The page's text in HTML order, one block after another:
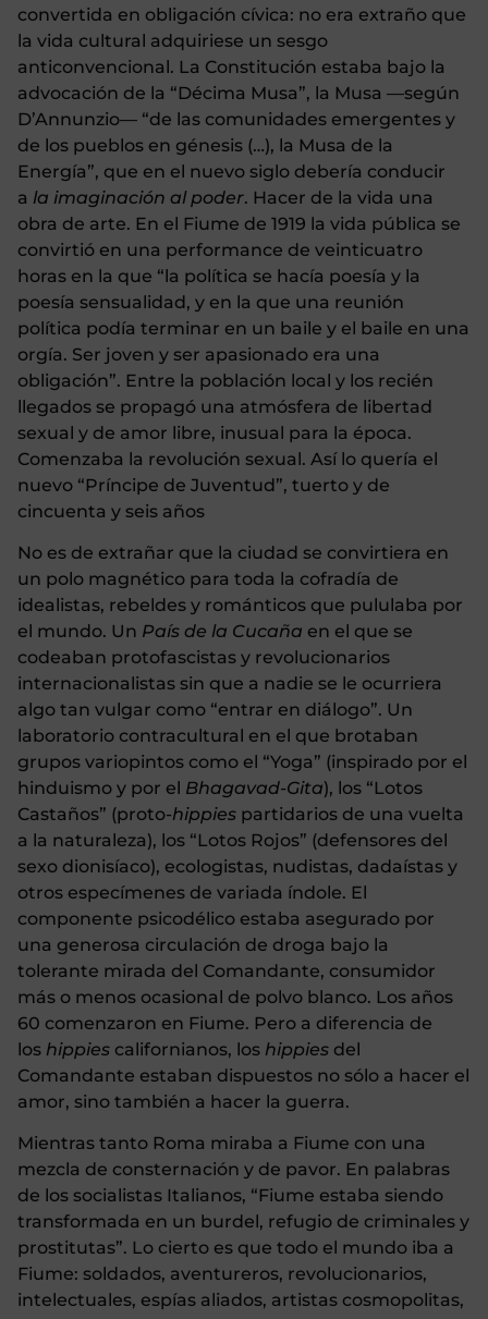
convertida en obligación cívica: no era extraño que
la vida cultural adquiriese un sesgo
anticonvencional. La Constitución estaba bajo la
advocación de la “Décima Musa”, la Musa —según
D’Annunzio— “de las comunidades emergentes y
de los pueblos en génesis (…), la Musa de la
Energía”, que en el nuevo siglo debería conducir
a la imaginación al poder. Hacer de la vida una
obra de arte. En el Fiume de 1919 la vida pública se
convirtió en una performance de veinticuatro
horas en la que “la política se hacía poesía y la
poesía sensualidad, y en la que una reunión
política podía terminar en un baile y el baile en una
orgía. Ser joven y ser apasionado era una
obligación”. Entre la población local y los recién
llegados se propagó una atmósfera de libertad
sexual y de amor libre, inusual para la época.
Comenzaba la revolución sexual. Así lo quería el
nuevo “Príncipe de Juventud”, tuerto y de
cincuenta y seis años
No es de extrañar que la ciudad se convirtiera en
un polo magnético para toda la cofradía de
idealistas, rebeldes y románticos que pululaba por
el mundo. Un País de la Cucaña en el que se
codeaban protofascistas y revolucionarios
internacionalistas sin que a nadie se le ocurriera
algo tan vulgar como “entrar en diálogo”. Un
laboratorio contracultural en el que brotaban
grupos variopintos como el “Yoga” (inspirado por el
hinduismo y por el Bhagavad-Gita), los “Lotos
Castaños” (proto-hippies partidarios de una vuelta
a la naturaleza), los “Lotos Rojos” (defensores del
sexo dionisíaco), ecologistas, nudistas, dadaístas y
otros especímenes de variada índole. El
componente psicodélico estaba asegurado por
una generosa circulación de droga bajo la
tolerante mirada del Comandante, consumidor
más o menos ocasional de polvo blanco. Los años
60 comenzaron en Fiume. Pero a diferencia de
los hippies californianos, los hippies del
Comandante estaban dispuestos no sólo a hacer el
amor, sino también a hacer la guerra.
Mientras tanto Roma miraba a Fiume con una
mezcla de consternación y de pavor. En palabras
de los socialistas Italianos, “Fiume estaba siendo
transformada en un burdel, refugio de criminales y
prostitutas”. Lo cierto es que todo el mundo iba a
Fiume: soldados, aventureros, revolucionarios,
intelectuales, espías aliados, artistas cosmopolitas,